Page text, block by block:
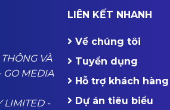
VÀ
GO MEDIA
LIMITED -
LIÊN KẾT NHANH
Về chúng tôi
Tuyển dụng
Hỗ trợ khách hàng
Dự án tiêu biểu